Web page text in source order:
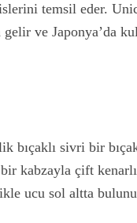
temsil eder.
gelir ve Japonya’da
bıçaklı sivri bir
kabzayla çift
ucu sol altta